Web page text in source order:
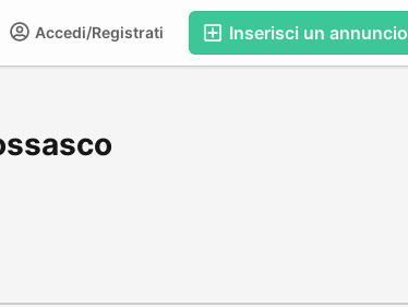
Inserisci un annuncio
Accedi/Registrati